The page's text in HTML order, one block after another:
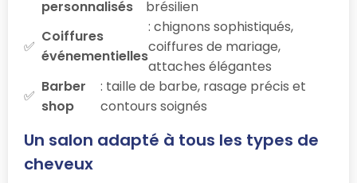
personnalisés
brésilien
Coiffures
événementielles
: chignons sophistiqués,
coiffures de mariage,
attaches élégantes
Barber
shop
: taille de barbe, rasage précis et
contours soignés
Un salon adapté à tous les types de
cheveux